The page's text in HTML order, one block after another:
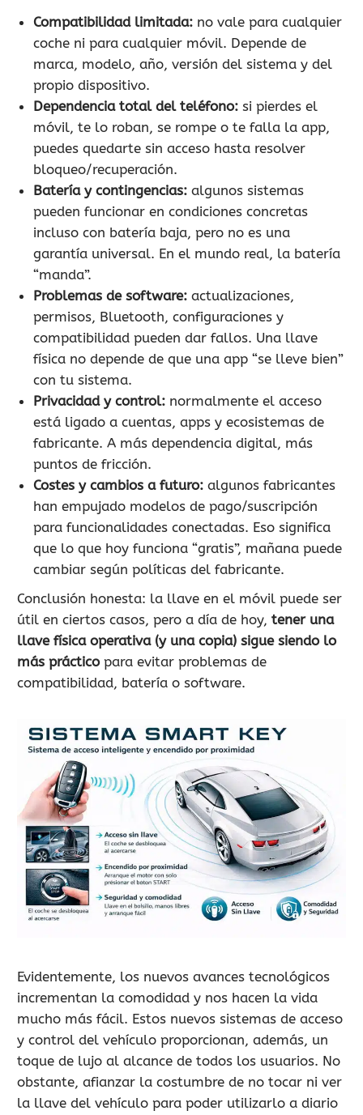
Compatibilidad limitada: no vale para cualquier
coche ni para cualquier móvil. Depende de
marca, modelo, año, versión del sistema y del
propio dispositivo.
Dependencia total del teléfono: si pierdes el
móvil, te lo roban, se rompe o te falla la app,
puedes quedarte sin acceso hasta resolver
bloqueo/recuperación.
Batería y contingencias: algunos sistemas
pueden funcionar en condiciones concretas
incluso con batería baja, pero no es una
garantía universal. En el mundo real, la batería
“manda”.
Problemas de software: actualizaciones,
permisos, Bluetooth, configuraciones y
compatibilidad pueden dar fallos. Una llave
física no depende de que una app “se lleve bien”
con tu sistema.
Privacidad y control: normalmente el acceso
está ligado a cuentas, apps y ecosistemas de
fabricante. A más dependencia digital, más
puntos de fricción.
Costes y cambios a futuro: algunos fabricantes
han empujado modelos de pago/suscripción
para funcionalidades conectadas. Eso significa
que lo que hoy funciona “gratis”, mañana puede
cambiar según políticas del fabricante.
Conclusión honesta: la llave en el móvil puede ser
útil en ciertos casos, pero a día de hoy, tener una
llave física operativa (y una copia) sigue siendo lo
más prácticopara evitar problemas de
compatibilidad, batería o software.
Evidentemente, los nuevos avances tecnológicos
incrementan la comodidad y nos hacen la vida
mucho más fácil. Estos nuevos sistemas de acceso
y control del vehículo proporcionan, además, un
toque de lujo al alcance de todos los usuarios. No
obstante, afianzar la costumbre de no tocar ni ver
la llave del vehículo para poder utilizarlo a diario